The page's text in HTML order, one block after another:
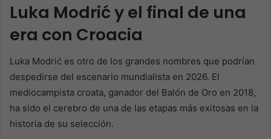
Luka Modrić y el final de una
era con Croacia
Luka Modrić es otro de los grandes nombres que podrían
despedirse del escenario mundialista en 2026. El
mediocampista croata, ganador del Balón de Oro en 2018,
ha sido el cerebro de una de las etapas más exitosas en la
historia de su selección.